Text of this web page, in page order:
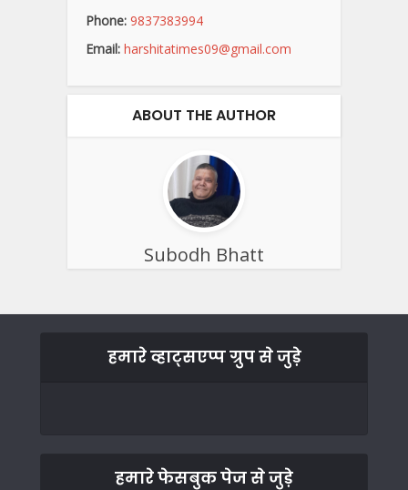
Phone: 9837383994
Email: harshitatimes09@gmail.com
ABOUT THE AUTHOR
Subodh Bhatt
हमारे व्हाट्सएप्प ग्रुप से जुड़े
हमारे फेसबुक पेज से जुड़े